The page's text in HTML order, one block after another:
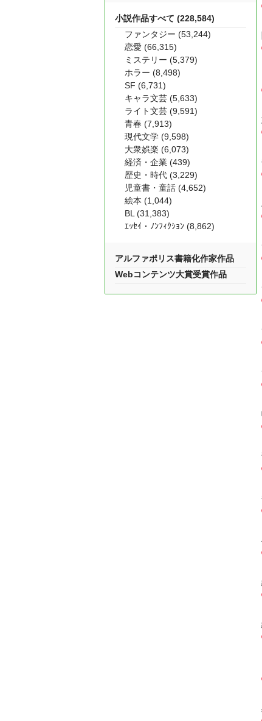
小説作品すべて (228,584)
ファンタジー (53,244)
恋愛 (66,315)
ミステリー (5,379)
ホラー (8,498)
SF (6,731)
キャラ文芸 (5,633)
ライト文芸 (9,591)
青春 (7,913)
現代文学 (9,598)
大衆娯楽 (6,073)
経済・企業 (439)
歴史・時代 (3,229)
児童書・童話 (4,652)
絵本 (1,044)
BL (31,383)
ｴｯｾｲ・ﾉﾝﾌｨｸｼｮﾝ (8,862)
アルファポリス書籍化作家作品
Webコンテンツ大賞受賞作品